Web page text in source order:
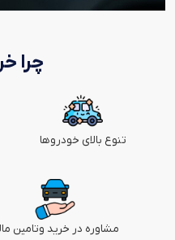
چرا
تنوع بالای خودروها
مشاوره در خرید وتامین